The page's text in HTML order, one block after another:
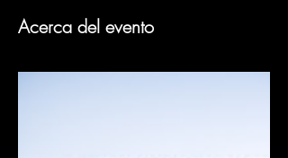
Acerca del evento